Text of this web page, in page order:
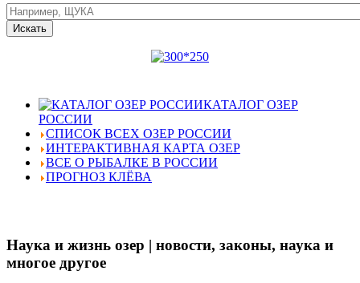
КАТАЛОГ ОЗЕР
РОССИИ
СПИСОК ВСЕХ ОЗЕР РОССИИ
ИНТЕРАКТИВНАЯ КАРТА ОЗЕР
ВСЕ О РЫБАЛКЕ В РОССИИ
ПРОГНОЗ КЛЁВА
Наука и жизнь озер | новости, законы, наука и
многое другое